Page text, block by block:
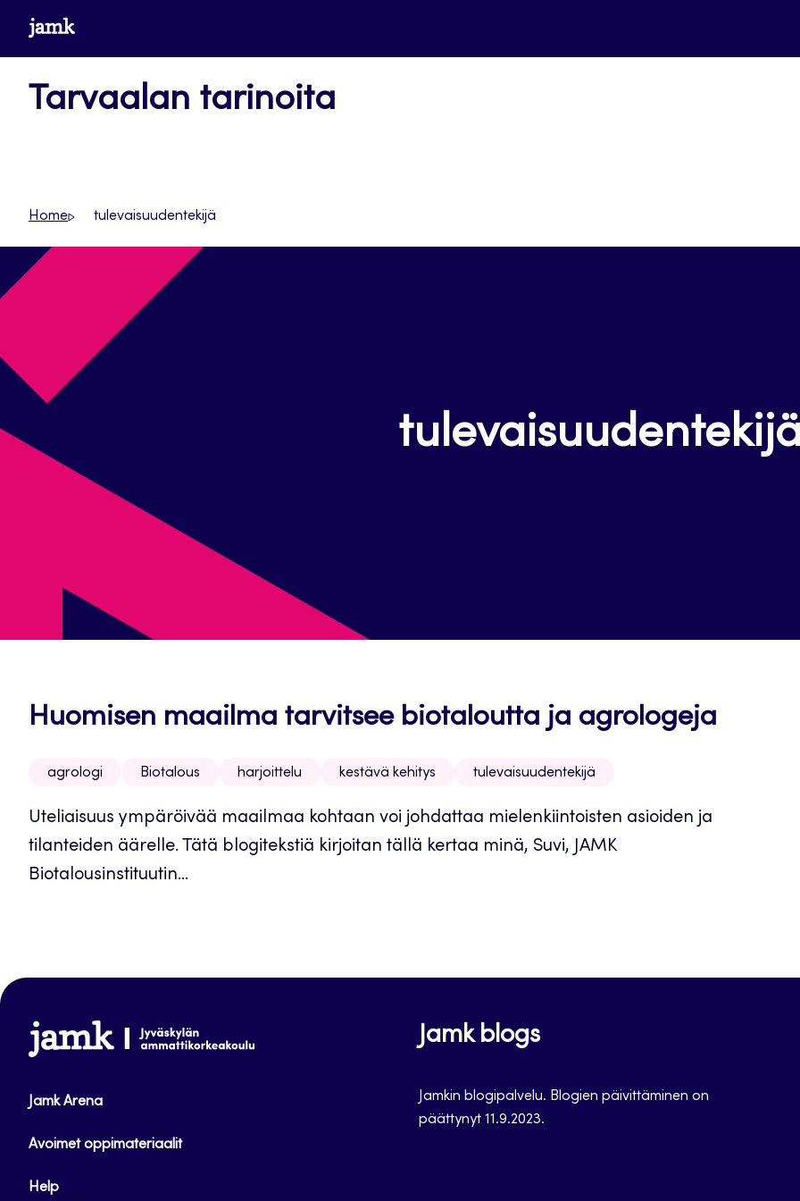
Siirrywww.jamk.fi
Tarvaalan tarinoita
Home tulevaisuudentekijä
Huomisen maailma tarvitsee biotaloutta ja agrologeja
agrologi Biotalous harjoittelu kestävä kehitys tulevaisuudentekijä
Uteliaisuus ympäröivää maailmaa kohtaan voi johdattaa mielenkiintoisten asioiden ja
tilanteiden äärelle. Tätä blogitekstiä kirjoitan tällä kertaa minä, Suvi, JAMK
Biotalousinstituutin...
www.jamk.fi
Jamk Arena
Avoimet oppimateriaalit
Help
Jamk blogs
Jamkin blogipalvelu. Blogien päivittäminen on
päättynyt 11.9.2023.